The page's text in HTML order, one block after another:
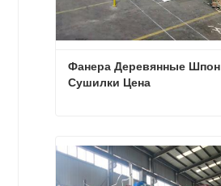
Фанера Деревянные Шпон
Сушилки Цена
Свяжитесь с нами